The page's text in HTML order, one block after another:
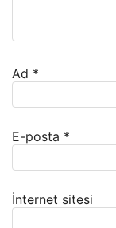
Ad *
E-posta *
İnternet sitesi